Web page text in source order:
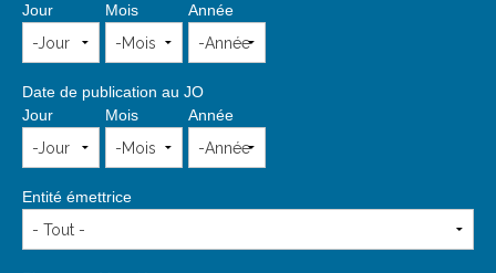
Jour
Mois Année
Date de publication au JO
Jour
Mois Année
Entité émettrice